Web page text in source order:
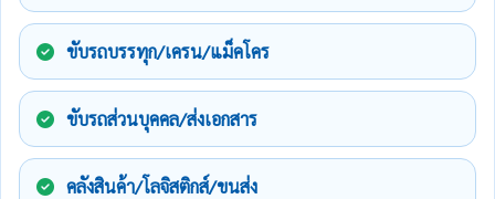
ขับรถบรรทุก/เครน/แม็คโคร
ขับรถส่วนบุคคล/ส่งเอกสาร
คลังสินค้า/โลจิสติกส์/ขนส่ง